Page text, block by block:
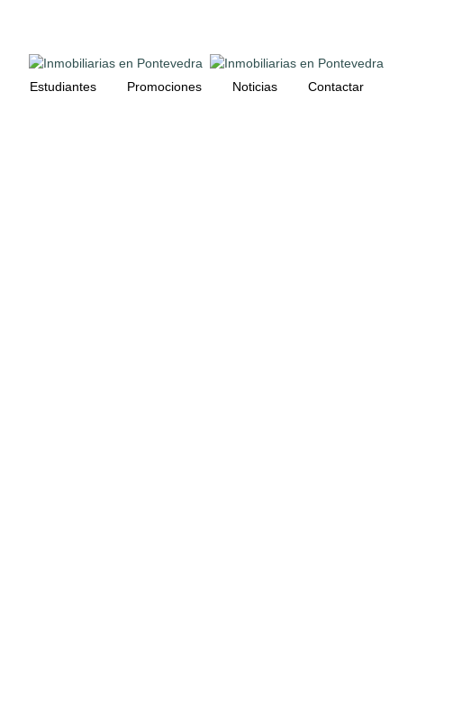
Estudiantes Promociones Noticias Contactar